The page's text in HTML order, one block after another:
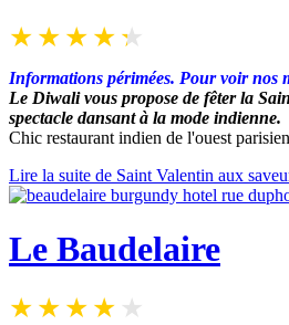
Informations périmées. Pour voir nos
Le Diwali vous propose de fêter la
spectacle dansant à la mode indienne.
Chic restaurant indien de l'ouest
Lire la suite de Saint Valentin aux
Le Baudelaire